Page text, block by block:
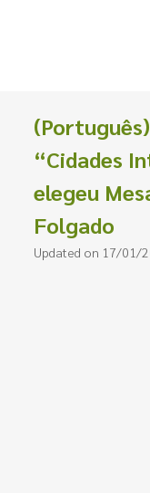
Search
“Cidades
elegeu
Folgado
Updated on 17/01/